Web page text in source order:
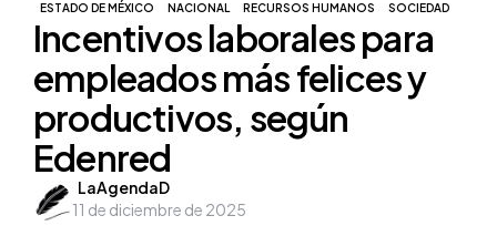
ESTADO DE MÉXICO
NACIONAL RECURSOS HUMANOS SOCIEDAD
Incentivos laborales para
empleados más felices y
productivos, según
Edenred
Posted
by
LaAgendaD
11 de diciembre de 2025